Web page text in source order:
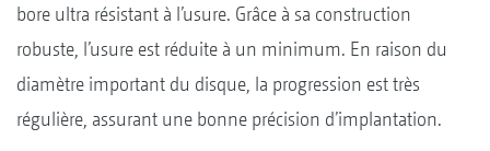
bore ultra résistant à l’usure. Grâce à sa construction
robuste, l’usure est réduite à un minimum. En raison du
diamètre important du disque, la progression est très
régulière, assurant une bonne précision d’implantation.